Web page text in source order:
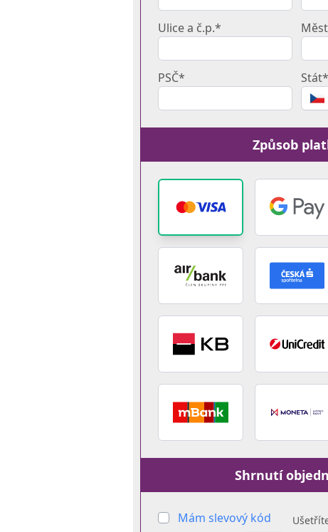
Ulice a č.p.*
PSČ*
Stát*
Způsob
Shrnutí
Mám slevový kód